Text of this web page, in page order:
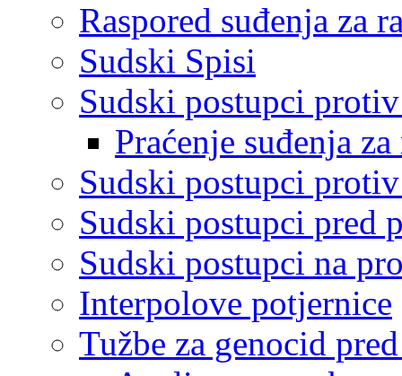
Raspored suđenja za
Sudski Spisi
Sudski postupci
Praćenje suđenja
Sudski postupci
Sudski postupci pred
Sudski postupci na
Interpolove potjernice
Tužbe za genocid